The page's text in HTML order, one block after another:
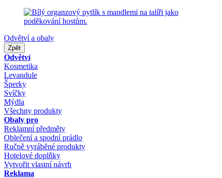
Odvětví a obaly
Zpět
Odvětví
Kosmetika
Levandule
Šperky
Svíčky
Mýdla
Všechny produkty
Obaly pro
Reklamní předměty
Oblečení a spodní prádlo
Ručně vyráběné produkty
Hotelové doplňky
Vytvořit vlastní návrh
Reklama